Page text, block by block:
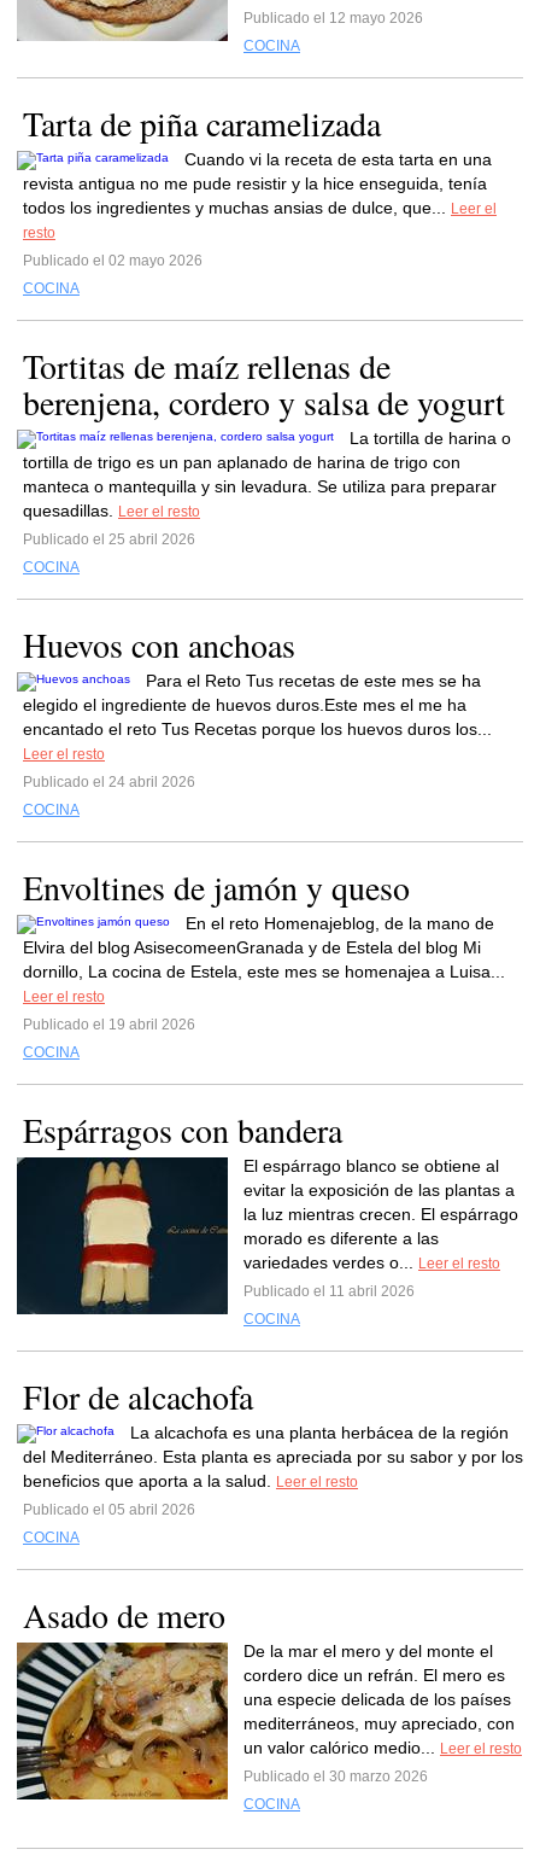
Publicado el 12 mayo 2026
COCINA
Tarta de piña caramelizada
Cuando vi la receta de esta tarta en una
revista antigua no me pude resistir y la hice enseguida, tenía
todos los ingredientes y muchas ansias de dulce, que...
Leer el
resto
Publicado el 02 mayo 2026
COCINA
Tortitas de maíz rellenas de
berenjena, cordero y salsa de yogurt
La tortilla de harina o
tortilla de trigo es un pan aplanado de harina de trigo con
manteca o mantequilla y sin levadura. Se utiliza para preparar
quesadillas.
Leer el resto
Publicado el 25 abril 2026
COCINA
Huevos con anchoas
Para el Reto Tus recetas de este mes se ha
elegido el ingrediente de huevos duros.Este mes el me ha
encantado el reto Tus Recetas porque los huevos duros los...
Leer el resto
Publicado el 24 abril 2026
COCINA
Envoltines de jamón y queso
En el reto Homenajeblog, de la mano de
Elvira del blog AsisecomeenGranada y de Estela del blog Mi
dornillo, La cocina de Estela, este mes se homenajea a Luisa...
Leer el resto
Publicado el 19 abril 2026
COCINA
Espárragos con bandera
El espárrago blanco se obtiene al
evitar la exposición de las plantas a
la luz mientras crecen. El espárrago
morado es diferente a las
variedades verdes o...
Leer el resto
Publicado el 11 abril 2026
COCINA
Flor de alcachofa
La alcachofa es una planta herbácea de la región
del Mediterráneo. Esta planta es apreciada por su sabor y por los
beneficios que aporta a la salud.
Leer el resto
Publicado el 05 abril 2026
COCINA
Asado de mero
De la mar el mero y del monte el
cordero dice un refrán. El mero es
una especie delicada de los países
mediterráneos, muy apreciado, con
un valor calórico medio...
Leer el resto
Publicado el 30 marzo 2026
COCINA